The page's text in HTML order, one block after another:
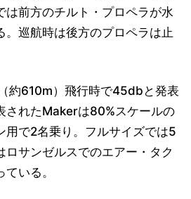
は前方のチルト・プロペラが水
。巡航時は後方のプロペラは止
約610m）飛行時で45dbと発表
されたMakerは80%スケールの
用で2名乗り。フルサイズでは5
ロサンゼルスでのエアー・タク
いる。